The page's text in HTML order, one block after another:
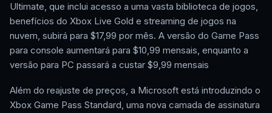
Ultimate, que inclui acesso a uma vasta biblioteca de jogos,
benefícios do Xbox Live Gold e streaming de jogos na
nuvem, subirá para $17,99 por mês. A versão do Game Pass
para console aumentará para $10,99 mensais, enquanto a
versão para PC passará a custar $9,99 mensais
Além do reajuste de preços, a Microsoft está introduzindo o
Xbox Game Pass Standard, uma nova camada de assinatura